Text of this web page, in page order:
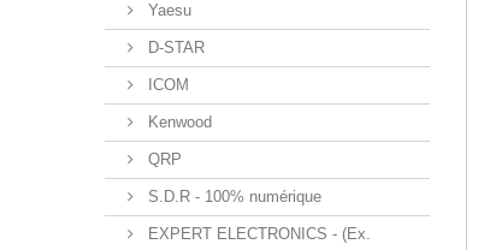
Yaesu
D-STAR
ICOM
Kenwood
QRP
S.D.R - 100% numérique
EXPERT ELECTRONICS - (Ex.